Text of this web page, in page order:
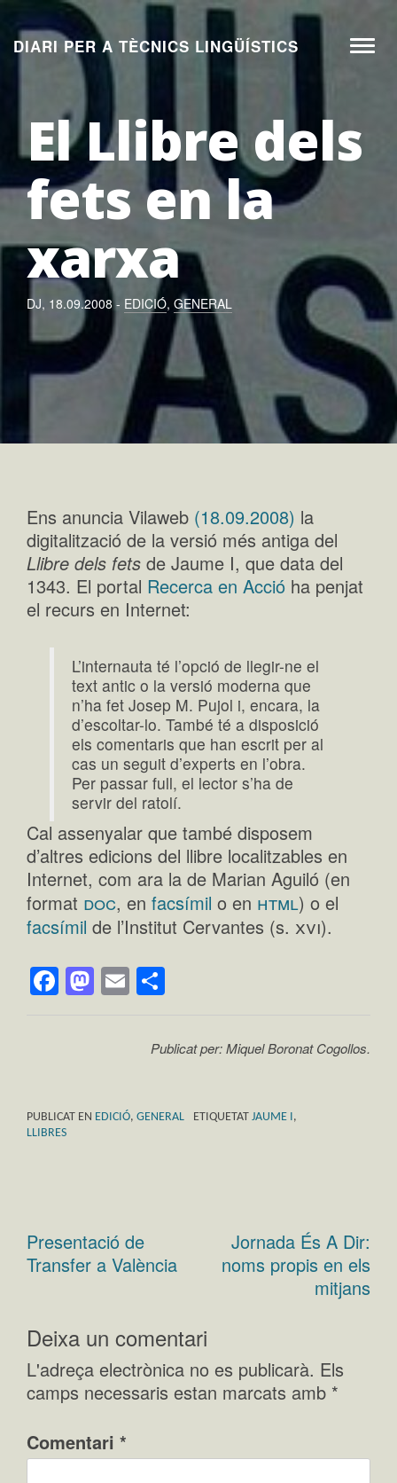
contingut
DIARI PER A TÈCNICS LINGÜÍSTICS
El Llibre dels
fets en la
xarxa
DJ, 18.09.2008 - EDICIÓ, GENERAL
Ens anuncia Vilaweb (18.09.2008) la
digitalització de la versió més antiga del
Llibre dels fets de Jaume I, que data del
1343. El portal Recerca en Acció ha penjat
el recurs en Internet:
L’internauta té l’opció de llegir-ne el
text antic o la versió moderna que
n’ha fet Josep M. Pujol i, encara, la
d’escoltar-lo. També té a disposició
els comentaris que han escrit per al
cas un seguit d’experts en l’obra.
Per passar full, el lector s’ha de
servir del ratolí.
Cal assenyalar que també disposem
d’altres edicions del llibre localitzables en
Internet, com ara la de Marian Aguiló (en
format doc, en facsímil o en html) o el
facsímil de l’Institut Cervantes (s. xvi).
Facebook
Mastodon
Email
Publicat per: Miquel Boronat Cogollos.
PUBLICAT EN EDICIÓ, GENERAL ETIQUETAT JAUME I ,
LLIBRES
Navegació
Presentació de
Transfer a València
Jornada És A Dir:
noms propis en els
mitjans
Deixa un comentari
L'adreça electrònica no es publicarà. Els
camps necessaris estan marcats amb *
Comentari *